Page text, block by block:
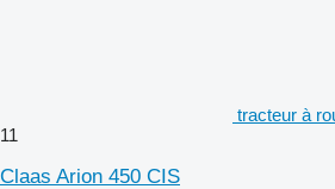
tracteur à
11
Claas Arion 450 CIS